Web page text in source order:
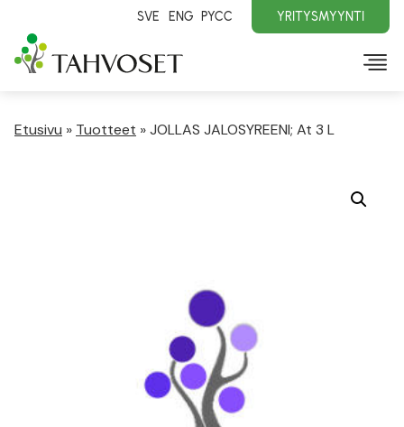
SVE ENG PYCC YRITYSMYYNTI
Etusivu » Tuotteet »JOLLAS JALOSYREENI; At 3 L